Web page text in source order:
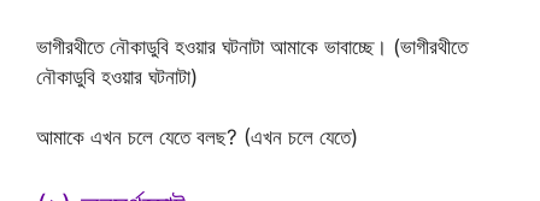
ভাগীরথীতে নৌকাডুবি হওয়ার ঘটনাটা আমাকে ভাবাচ্ছে। (ভাগীরথীতে
নৌকাডুবি হওয়ার ঘটনাটা)
আমাকে এখন চলে যেতে বলছ? (এখন চলে যেতে)